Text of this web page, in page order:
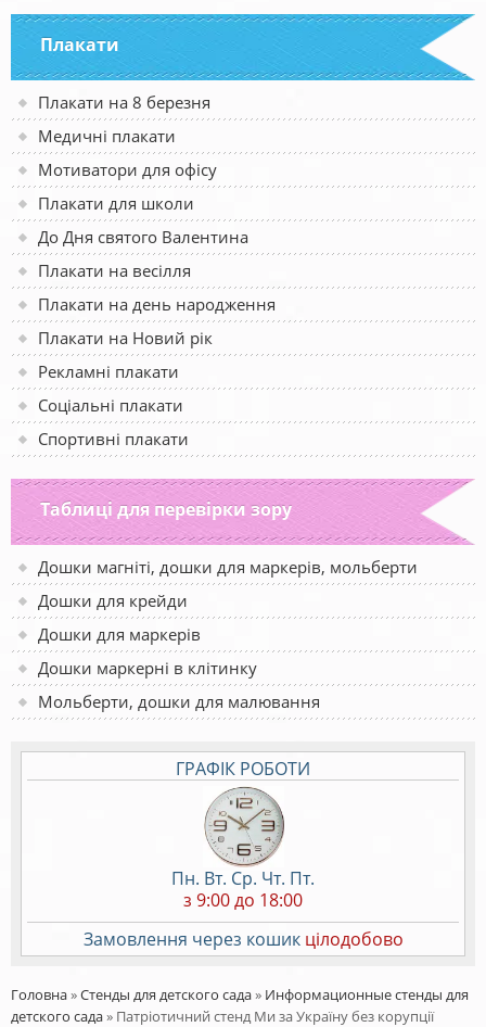
Плакати
Плакати на 8 березня
Медичні плакати
Мотиватори для офісу
Плакати для школи
До Дня святого Валентина
Плакати на весілля
Плакати на день народження
Плакати на Новий рік
Рекламні плакати
Соціальні плакати
Спортивні плакати
Таблиці для перевірки зору
Дошки магніті, дошки для маркерів, мольберти
Дошки для крейди
Дошки для маркерів
Дошки маркерні в клітинку
Мольберти, дошки для малювання
ГРАФІК РОБОТИ
Пн. Вт. Ср. Чт. Пт.
з 9:00 до 18:00
Замовлення через кошик цілодобово
Головна»Стенды для детского сада» Информационные стенды для
детского сада» Патріотичний стенд Ми за Україну без корупції